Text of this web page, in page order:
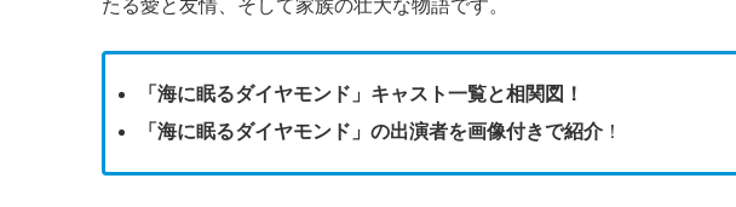
たる愛と友情、そして家族の壮大な物語です。
「海に眠るダイヤモンド」キャスト一覧と相関図！
「海に眠るダイヤモンド」の出演者を画像付きで紹介 ！